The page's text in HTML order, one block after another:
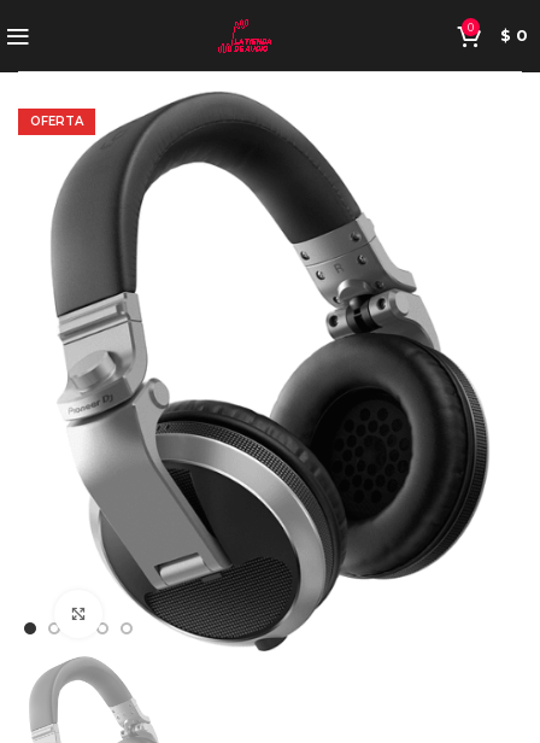
0 $ 0
OFERTA
Haga Click para agrandar